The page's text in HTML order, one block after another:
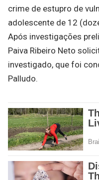
crime de estupro de
adolescente de 12
Após investigações
Paiva Ribeiro Neto
investigado, que foi
Palludo.